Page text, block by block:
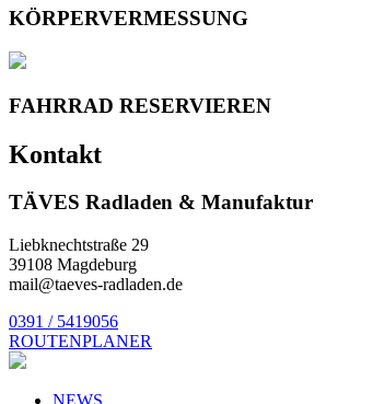
KÖRPERVERMESSUNG
FAHRRAD RESERVIEREN
Kontakt
TÄVES Radladen & Manufaktur
Liebknechtstraße 29
39108 Magdeburg
mail@taeves-radladen.de
0391 / 5419056
ROUTENPLANER